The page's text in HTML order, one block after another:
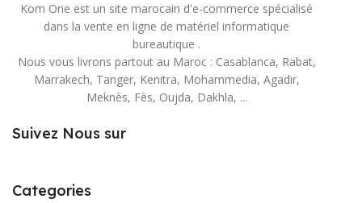
Kom One est un site marocain d'e-commerce spécialisé
dans la vente en ligne de matériel informatique
bureautique .
Nous vous livrons partout au Maroc : Casablanca, Rabat,
Marrakech, Tanger, Kenitra, Mohammedia, Agadir,
Meknès, Fès, Oujda, Dakhla, ...
Suivez Nous sur
Categories